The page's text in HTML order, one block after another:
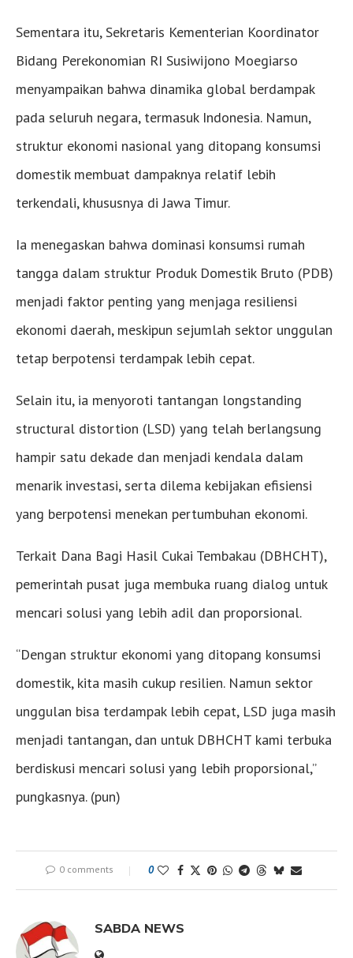
Sementara itu, Sekretaris Kementerian Koordinator
Bidang Perekonomian RI Susiwijono Moegiarso
menyampaikan bahwa dinamika global berdampak
pada seluruh negara, termasuk Indonesia. Namun,
struktur ekonomi nasional yang ditopang konsumsi
domestik membuat dampaknya relatif lebih
terkendali, khususnya di Jawa Timur.
Ia menegaskan bahwa dominasi konsumsi rumah
tangga dalam struktur Produk Domestik Bruto (PDB)
menjadi faktor penting yang menjaga resiliensi
ekonomi daerah, meskipun sejumlah sektor unggulan
tetap berpotensi terdampak lebih cepat.
Selain itu, ia menyoroti tantangan longstanding
structural distortion (LSD) yang telah berlangsung
hampir satu dekade dan menjadi kendala dalam
menarik investasi, serta dilema kebijakan efisiensi
yang berpotensi menekan pertumbuhan ekonomi.
Terkait Dana Bagi Hasil Cukai Tembakau (DBHCHT),
pemerintah pusat juga membuka ruang dialog untuk
mencari solusi yang lebih adil dan proporsional.
“Dengan struktur ekonomi yang ditopang konsumsi
domestik, kita masih cukup resilien. Namun sektor
unggulan bisa terdampak lebih cepat, LSD juga masih
menjadi tantangan, dan untuk DBHCHT kami terbuka
berdiskusi mencari solusi yang lebih proporsional,”
pungkasnya. (pun)
0 comments 0
SABDA NEWS